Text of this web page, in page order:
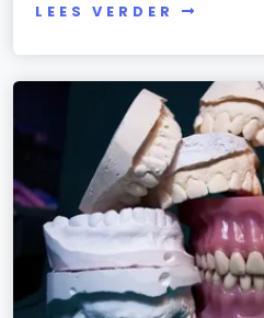
LEES VERDER